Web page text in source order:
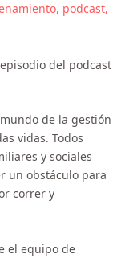
, podcast,
del podcast
de la gestión
vidas. Todos
y sociales
un obstáculo para
correr y
el equipo de